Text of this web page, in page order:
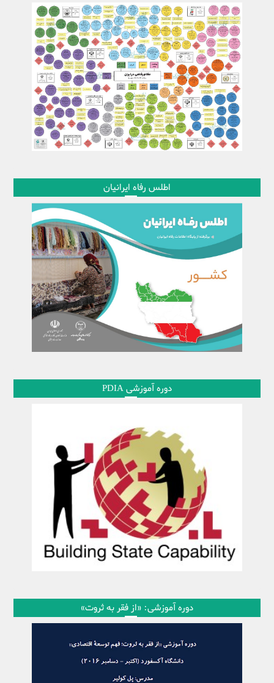
اطلس رفاه ایرانیان
دوره آموزشی PDIA
دوره آموزشی: «از فقر به ثروت»